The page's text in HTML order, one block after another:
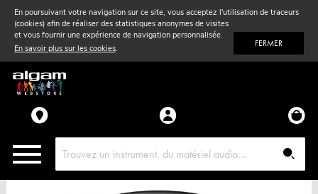
En poursuivant votre navigation sur ce site, vous acceptez l'utilisation de traceurs
(cookies) afin de réaliser des statistiques anonymes de visites
et vous fournir une expérience de navigation personnalisée.
En savoir plus sur les cookies. FERMER
Vent& Violon
Accessoires
Pièces détachées